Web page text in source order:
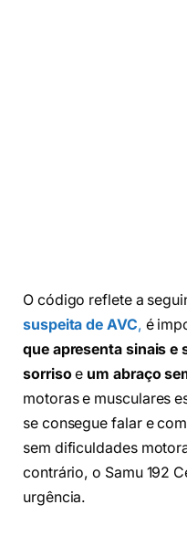
O código reflete a
suspeita de AVC, é
que apresenta sinais e
sorrisoe um abraço
motoras e musculares
se consegue falar e
sem dificuldades
contrário, o Samu 192
urgência.